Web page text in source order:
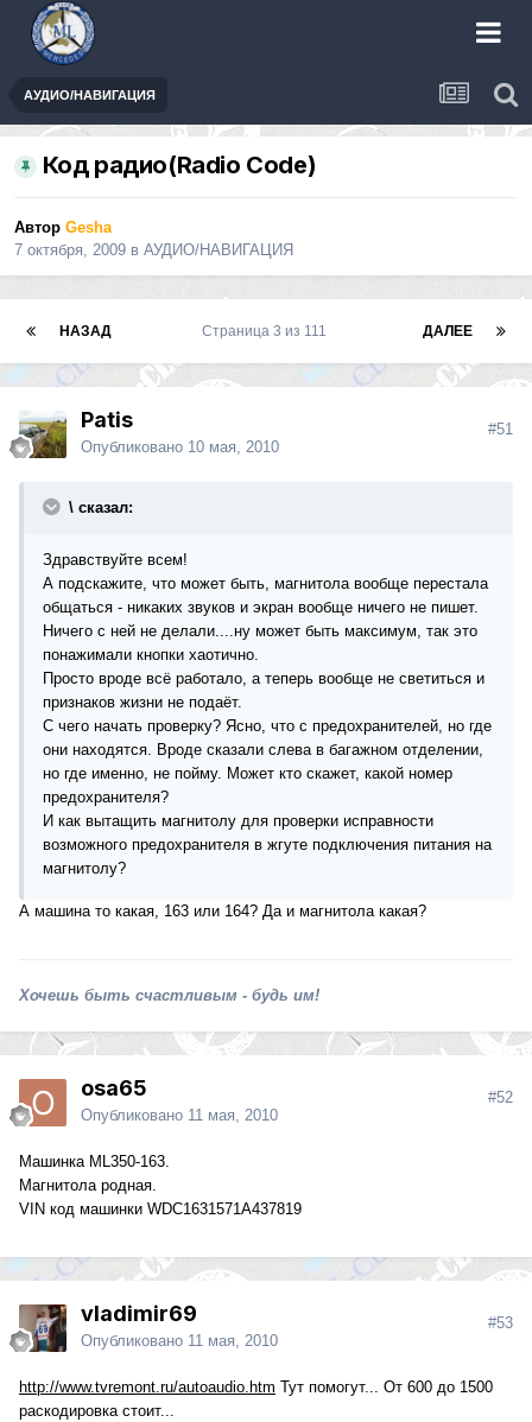
АУДИО/НАВИГАЦИЯ
Код радио(Radio Code)
Автор Gesha
7 октября, 2009 в АУДИО/НАВИГАЦИЯ
НАЗАД ДАЛЕЕ
Страница 3 из 111
Patis
Опубликовано 10 мая, 2010
#51
\ сказал:
Здравствуйте всем!
А подскажите, что может быть, магнитола вообще перестала
общаться - никаких звуков и экран вообще ничего не пишет.
Ничего с ней не делали....ну может быть максимум, так это
понажимали кнопки хаотично.
Просто вроде всё работало, а теперь вообще не светиться и
признаков жизни не подаёт.
С чего начать проверку? Ясно, что с предохранителей, но где
они находятся. Вроде сказали слева в багажном отделении,
но где именно, не пойму. Может кто скажет, какой номер
предохранителя?
И как вытащить магнитолу для проверки исправности
возможного предохранителя в жгуте подключения питания на
магнитолу?
А машина то какая, 163 или 164? Да и магнитола какая?
Хочешь быть счастливым - будь им!
osa65
Опубликовано 11 мая, 2010
#52
Машинка ML350-163.
Магнитола родная.
VIN код машинки WDC1631571A437819
vladimir69
Опубликовано 11 мая, 2010
#53
http://www.tvremont.ru/autoaudio.htm Тут помогут... От 600 до 1500
раскодировка стоит...